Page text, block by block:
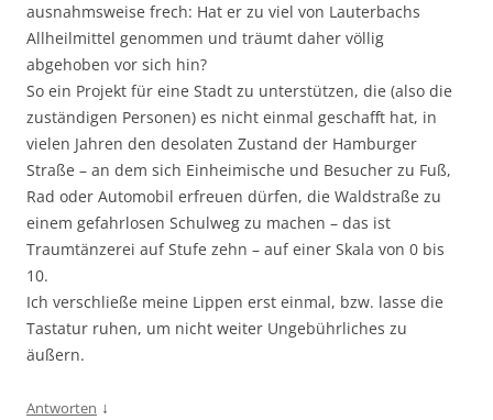
ausnahmsweise frech: Hat er zu viel von Lauterbachs
Allheilmittel genommen und träumt daher völlig
abgehoben vor sich hin?
So ein Projekt für eine Stadt zu unterstützen, die (also die
zuständigen Personen) es nicht einmal geschafft hat, in
vielen Jahren den desolaten Zustand der Hamburger
Straße – an dem sich Einheimische und Besucher zu Fuß,
Rad oder Automobil erfreuen dürfen, die Waldstraße zu
einem gefahrlosen Schulweg zu machen – das ist
Traumtänzerei auf Stufe zehn – auf einer Skala von 0 bis
10.
Ich verschließe meine Lippen erst einmal, bzw. lasse die
Tastatur ruhen, um nicht weiter Ungebührliches zu
äußern.
Antworten ↓